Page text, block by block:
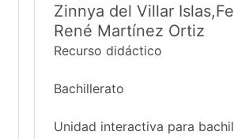
Zinnya del Villar
René Martínez Ortiz
Recurso didáctico
Bachillerato
Unidad interactiva para